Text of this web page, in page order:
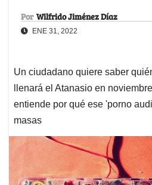
Por Wilfrido Jiménez Díaz
ENE 31, 2022
Un ciudadano quiere saber
llenará el Atanasio en
entiende por qué ese 'porno
masas